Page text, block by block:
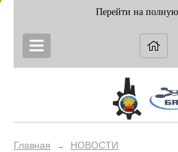
Перейти на
Главная → НОВОСТИ